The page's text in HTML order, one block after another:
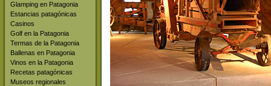
Glamping en Patagonia
Estancias patagónicas
Casinos
Golf en la Patagonia
Termas de la Patagonia
Ballenas en Patagonia
Vinos en la Patagonia
Recetas patagónicas
Museos regionales